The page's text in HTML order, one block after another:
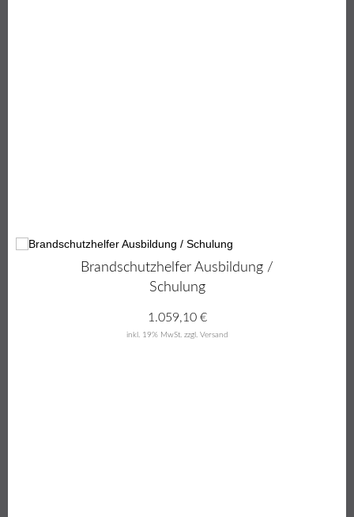
Brandschutzhelfer Ausbildung /
Schulung
inkl. 19% MwSt. zzgl. Versand
1.059,10€